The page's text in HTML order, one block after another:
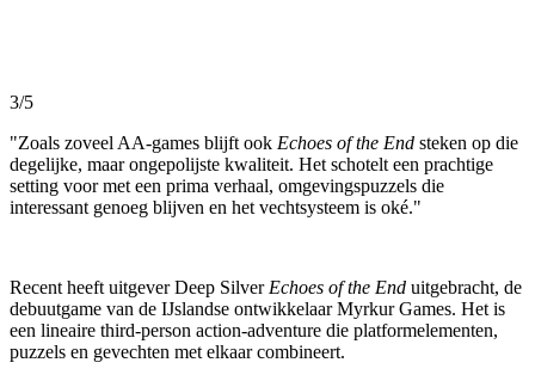
3/5
"Zoals zoveel AA-games blijft ook Echoes of the End steken op die
degelijke, maar ongepolijste kwaliteit. Het schotelt een prachtige
setting voor met een prima verhaal, omgevingspuzzels die
interessant genoeg blijven en het vechtsysteem is oké."
Recent heeft uitgever Deep Silver Echoes of the End uitgebracht, de
debuutgame van de IJslandse ontwikkelaar Myrkur Games. Het is
een lineaire third-person action-adventure die platformelementen,
puzzels en gevechten met elkaar combineert.